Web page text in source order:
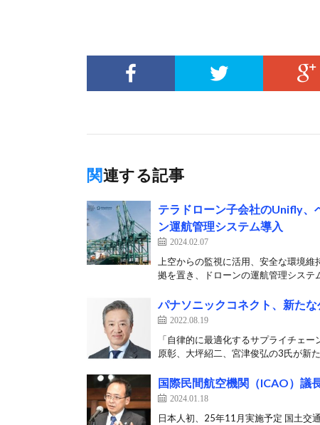
関連する記事
テラドローン子会社のUnifly、
ン運航管理システム導入
2024.02.07
上空からの監視に活用、安全な環境
拠を置き、ドローンの運航管理システ
パナソニックコネクト、新た
2022.08.19
「自律的に最適化するサプライチェ
原彰、大坪紹二、宮津俊弘の3氏が新
国際民間航空機関（ICAO）議
2024.01.18
日本人初、25年11月実施予定 国土交